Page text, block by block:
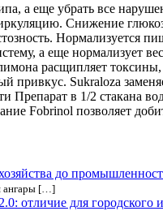
а еще убрать все
Снижение
Нормализуется
а еще нормализует
расщипляет
Sukraloza
Препарат в 1/2 стакана
Fobrinol позволяет
до
ангары […]
отличие для городского